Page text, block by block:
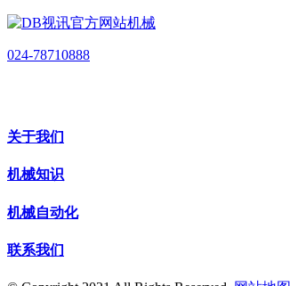
024-78710888
关于我们
机械知识
机械自动化
联系我们